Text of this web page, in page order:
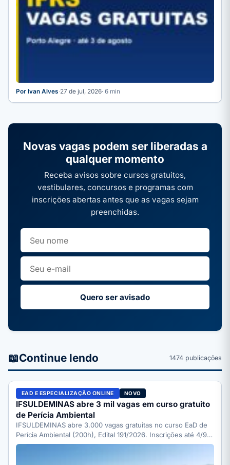
Por Ivan Alves·27 de jul, 2026· 6 min
Novas vagas podem ser liberadas a
qualquer momento
Receba avisos sobre cursos gratuitos,
vestibulares, concursos e programas com
inscrições abertas antes que as vagas sejam
preenchidas.
Quero ser avisado
📖Continue lendo 1474 publicações
EAD E ESPECIALIZAÇÃO ONLINE NOVO
IFSULDEMINAS abre 3 mil vagas em curso gratuito
de Perícia Ambiental
IFSULDEMINAS abre 3.000 vagas gratuitas no curso EaD de
Perícia Ambiental (200h), Edital 191/2026. Inscrições até 4/9;
veja…